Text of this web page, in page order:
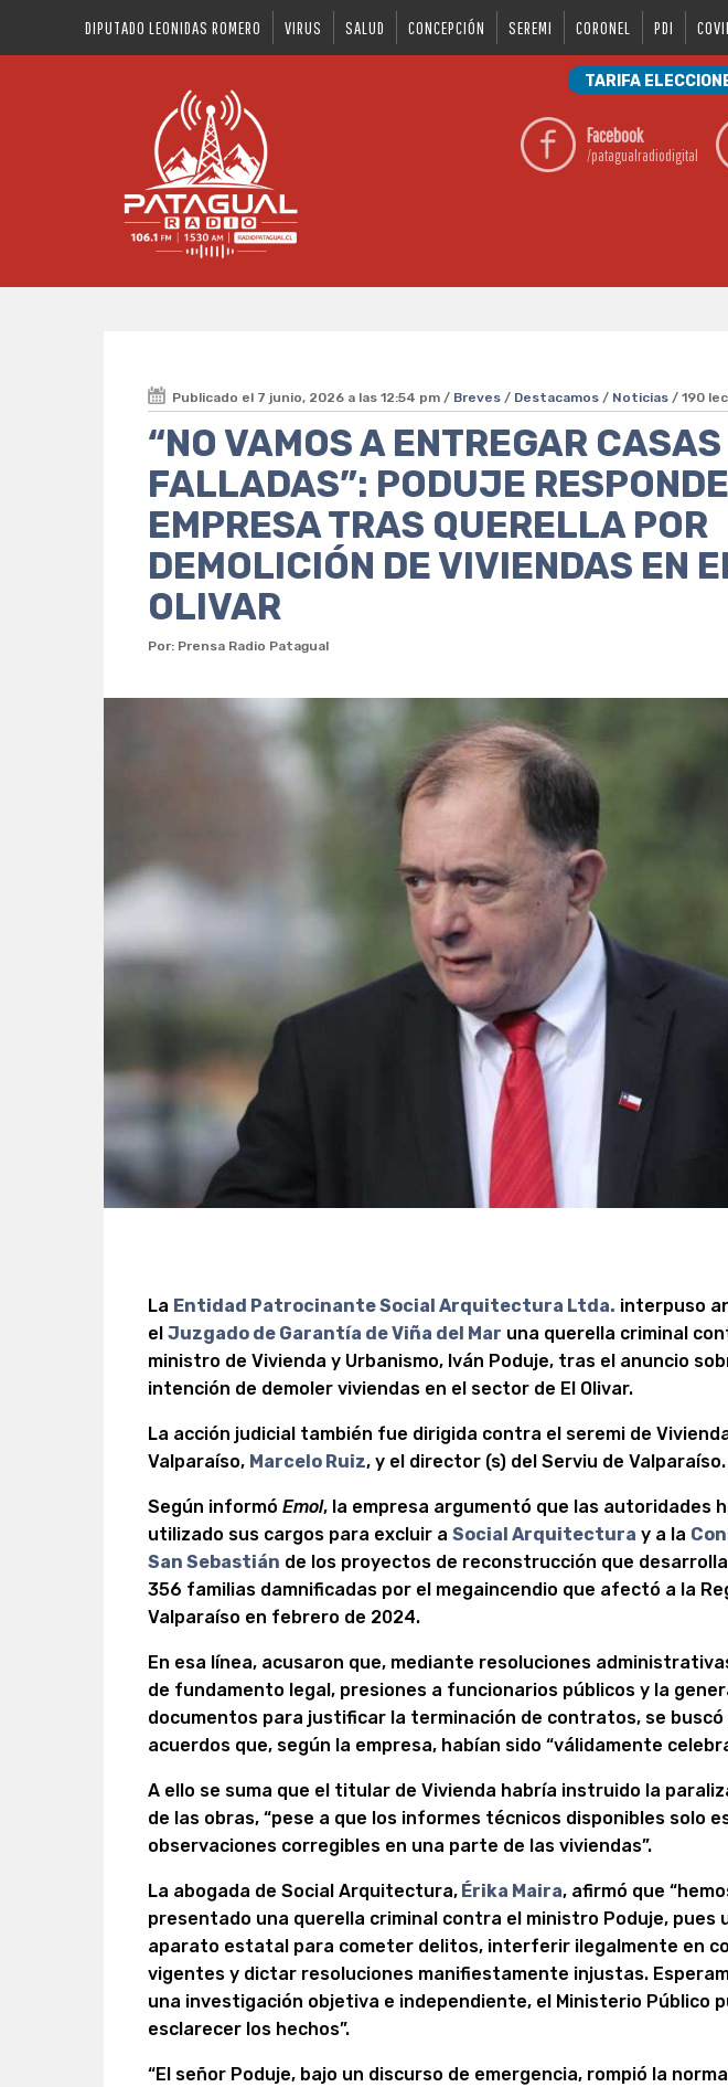
DIPUTADO LEONIDAS ROMERO VIRUS SALUD CONCEPCIÓN SEREMI CORONEL PDI
TARIFA
Facebook
/patagualradiodigital
Publicado el 7 junio, 2026 a las 12:54 pm / Breves / Destacamos / Noticias / 190
“NO VAMOS A ENTREGAR CASAS
FALLADAS”: PODUJE
EMPRESA TRAS QUERELLA POR
DEMOLICIÓN DE VIVIENDAS EN
OLIVAR
Por: Prensa Radio Patagual
La Entidad Patrocinante Social Arquitectura Ltda. interpuso
elJuzgado de Garantía de Viña del Mar una querella criminal
ministro de Vivienda y Urbanismo, Iván Poduje, tras el anuncio
intención de demoler viviendas en el sector de El Olivar.
La acción judicial también fue dirigida contra el seremi de
Valparaíso, Marcelo Ruiz, y el director (s) del Serviu de Valparaíso.
Según informó Emol, la empresa argumentó que las autoridades
utilizado sus cargos para excluir aSocial Arquitectura y a la
San Sebastián de los proyectos de reconstrucción que
356 familias damnificadas por el megaincendio que afectó a la
Valparaíso en febrero de 2024.
En esa línea, acusaron que, mediante resoluciones
de fundamento legal, presiones a funcionarios públicos y la
documentos para justificar la terminación de contratos, se buscó
acuerdos que, según la empresa, habían sido “válidamente
A ello se suma que el titular de Vivienda habría instruido la
de las obras, “pese a que los informes técnicos disponibles solo
observaciones corregibles en una parte de las viviendas”.
La abogada de Social Arquitectura, Érika Maira, afirmó que
presentado una querella criminal contra el ministro Poduje, pues
aparato estatal para cometer delitos, interferir ilegalmente en
vigentes y dictar resoluciones manifiestamente injustas.
una investigación objetiva e independiente, el Ministerio Público
esclarecer los hechos”.
“El señor Poduje, bajo un discurso de emergencia, rompió la